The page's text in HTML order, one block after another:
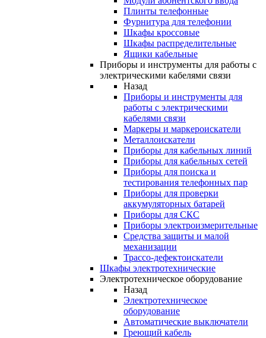
Плинты телефонные
Фурнитура для телефонии
Шкафы кроссовые
Шкафы распределительные
Ящики кабельные
Приборы и инструменты для работы с
электрическими кабелями связи
Назад
Приборы и инструменты для
работы с электрическими
кабелями связи
Маркеры и маркероискатели
Металлоискатели
Приборы для кабельных линий
Приборы для кабельных сетей
Приборы для поиска и
тестирования телефонных пар
Приборы для проверки
аккумуляторных батарей
Приборы для СКС
Приборы электроизмерительные
Средства защиты и малой
механизации
Трассо-дефектоискатели
Шкафы электротехнические
Электротехническое оборудование
Назад
Электротехническое
оборудование
Автоматические выключатели
Греющий кабель